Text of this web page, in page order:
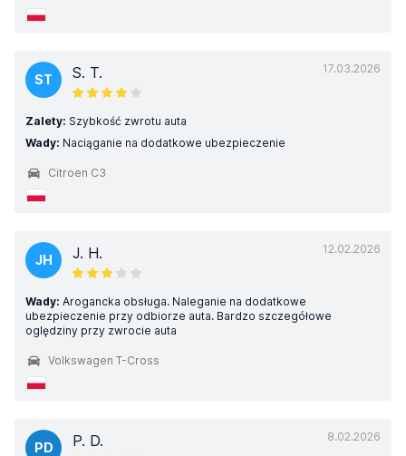
17.03.2026
ST S. T.
Zalety: Szybkość zwrotu auta
Wady: Naciąganie na dodatkowe ubezpieczenie
Citroen C3
12.02.2026
JH J. H.
Wady: Arogancka obsługa. Naleganie na dodatkowe
ubezpieczenie przy odbiorze auta. Bardzo szczegółowe
oględziny przy zwrocie auta
Volkswagen T-Cross
8.02.2026
PD P. D.